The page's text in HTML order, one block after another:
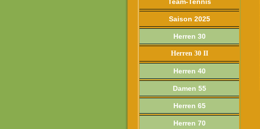
Saison 2025
Herren 30
Herren 30 II
Herren 40
Damen 55
Herren 65
Herren 70